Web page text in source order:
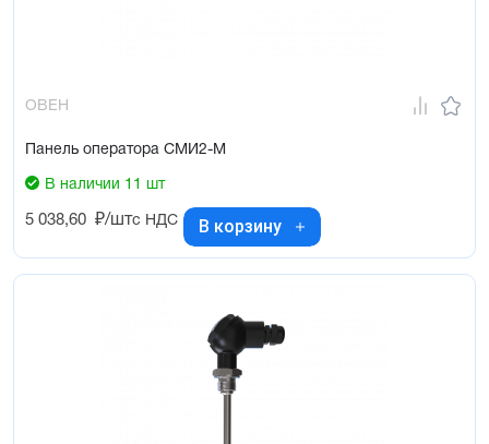
ОВЕН
Панель оператора СМИ2-М
В наличии 11 шт
5 038,60 ₽/штс НДС В корзину